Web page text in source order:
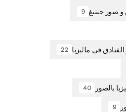
و صور جنتنغ 9
في ماليزيا 22
بالصور 40
9